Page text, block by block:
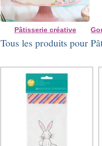
Pâtisserie créative
Tous les produits pour